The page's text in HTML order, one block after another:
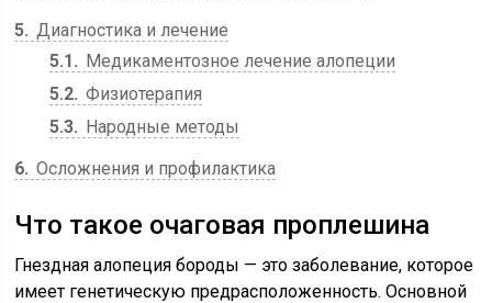
5 Диагностика и лечение
5.1
Медикаментозное лечение алопеции
5.2 Физиотерапия
5.3
Народные методы
6 Осложнения и профилактика
Что такое очаговая проплешина
Гнездная алопеция бороды — это заболевание, которое
имеет генетическую предрасположенность. Основной